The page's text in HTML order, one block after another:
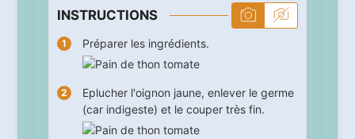
INSTRUCTIONS
Préparer les ingrédients.
Eplucher l'oignon jaune, enlever le germe
(car indigeste) et le couper très fin.